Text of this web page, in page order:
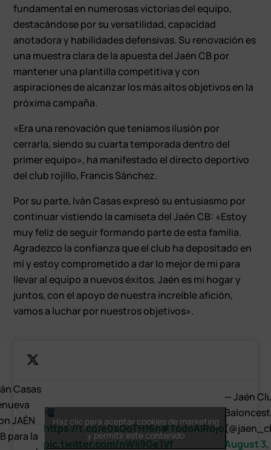
fundamental en numerosas victorias del equipo,
destacándose por su versatilidad, capacidad
anotadora y habilidades defensivas. Su renovación es
una muestra clara de la apuesta del Jaén CB por
mantener una plantilla competitiva y con
aspiraciones de alcanzar los más altos objetivos en la
próxima campaña.
«Era una renovación que teníamos ilusión por
cerrarla, siendo su cuarta temporada dentro del
primer equipo», ha manifestado el directo deportivo
del club rojillo, Francis Sánchez.
Por su parte, Iván Casas expresó su entusiasmo por
continuar vistiendo la camiseta del Jaén CB: «Estoy
muy feliz de seguir formando parte de esta familia.
Agradezco la confianza que el club ha depositado en
mí y estoy comprometido a dar lo mejor de mí para
llevar al equipo a nuevos éxitos. Jaén es mi hogar y
juntos, con el apoyo de nuestra increíble afición,
vamos a luchar por nuestros objetivos».
Casas
JAÉN
para la
https://t.co/e0sOoTHf6n#TodoAlRojo
pic.twitter.com/nWIi9Ge1Vf
— Jaén
August 3,
Haz clic para aceptar cookies de marketing
y permitir este contenido